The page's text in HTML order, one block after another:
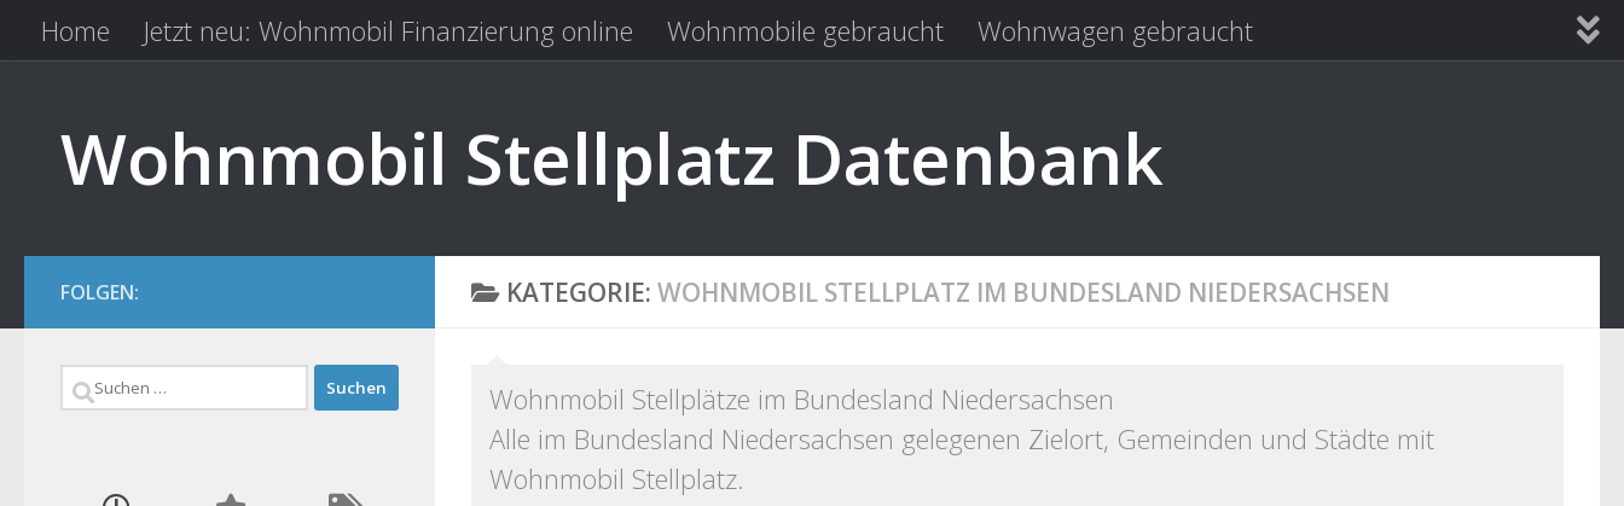
Zum Inhalt springen
Home Jetzt neu: Wohnmobil Finanzierung online Wohnmobile gebraucht
Wohnwagen gebraucht
Wohnmobil Stellplatz Datenbank
KATEGORIE: WOHNMOBIL STELLPLATZ IM BUNDESLAND NIEDERSACHSEN
Wohnmobil Stellplätze im Bundesland Niedersachsen
Alle im Bundesland Niedersachsen gelegenen Zielort, Gemeinden und Städte mit
Wohnmobil Stellplatz.
FOLGEN:
Suchen